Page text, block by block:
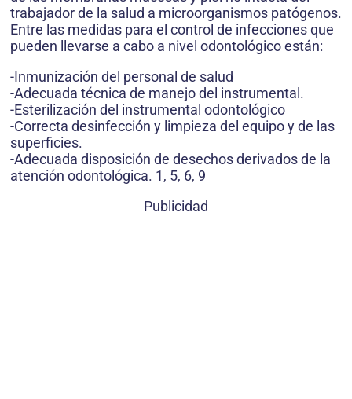
trabajador de la salud a microorganismos patógenos.
Entre las medidas para el control de infecciones que
pueden llevarse a cabo a nivel odontológico están:
-Inmunización del personal de salud
-Adecuada técnica de manejo del instrumental.
-Esterilización del instrumental odontológico
-Correcta desinfección y limpieza del equipo y de las
superficies.
-Adecuada disposición de desechos derivados de la
atención odontológica. 1, 5, 6, 9
Publicidad